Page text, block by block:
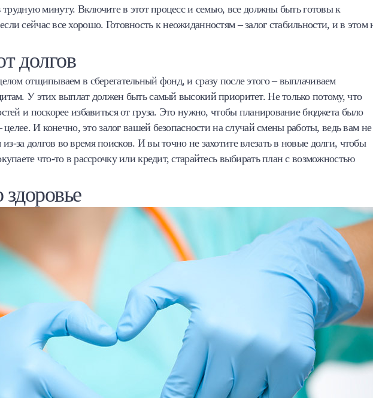
трудную минуту. Включите в этот процесс и семью, все должны быть готовы к
сейчас все хорошо. Готовность к неожиданностям – залог стабильности, и в этом
долгов
отщипываем в сберегательный фонд, и сразу после этого – выплачиваем
У этих выплат должен быть самый высокий приоритет. Не только потому, что
и поскорее избавиться от груза. Это нужно, чтобы планирование бюджета было
И конечно, это залог вашей безопасности на случай смены работы, ведь вам не
за долгов во время поисков. И вы точно не захотите влезать в новые долги, чтобы
что-то в рассрочку или кредит, старайтесь выбирать план с возможностью
здоровье